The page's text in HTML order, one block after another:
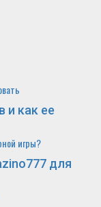
и как ее
игры?
для